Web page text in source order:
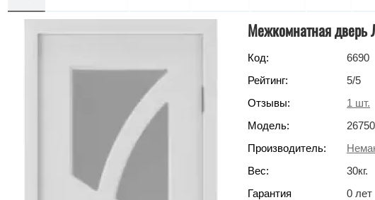
Межкомнатная дверь
Код:
6690
Рейтинг:
5/5
Отзывы:
1 шт.
Модель:
26750
Производитель:
Вес:
30кг.
Гарантия
0 лет